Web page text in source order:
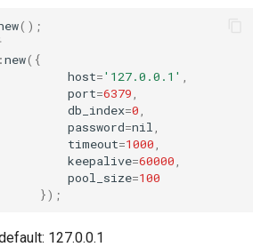
();
:new({
host='127.0.0.1'
port=6379
db_index=0
password=nil
timeout=1000
keepalive=60000
pool_size=100
});
127.0.0.1